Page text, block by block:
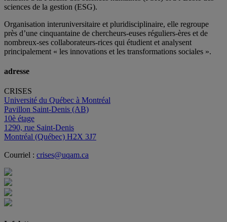
sciences de la gestion (ESG).
Organisation interuniversitaire et pluridisciplinaire, elle regroupe
près d’une cinquantaine de chercheurs-euses réguliers-ères et de
nombreux-ses collaborateurs-rices qui étudient et analysent
principalement « les innovations et les transformations sociales ».
adresse
CRISES
Université du Québec à Montréal
Pavillon Saint-Denis (AB)
10è étage
1290, rue Saint-Denis
Montréal (Québec) H2X 3J7
Courriel : crises@uqam.ca